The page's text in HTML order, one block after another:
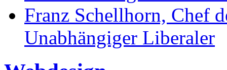
Franz Schellhorn, Chef
Unabhängiger Liberaler